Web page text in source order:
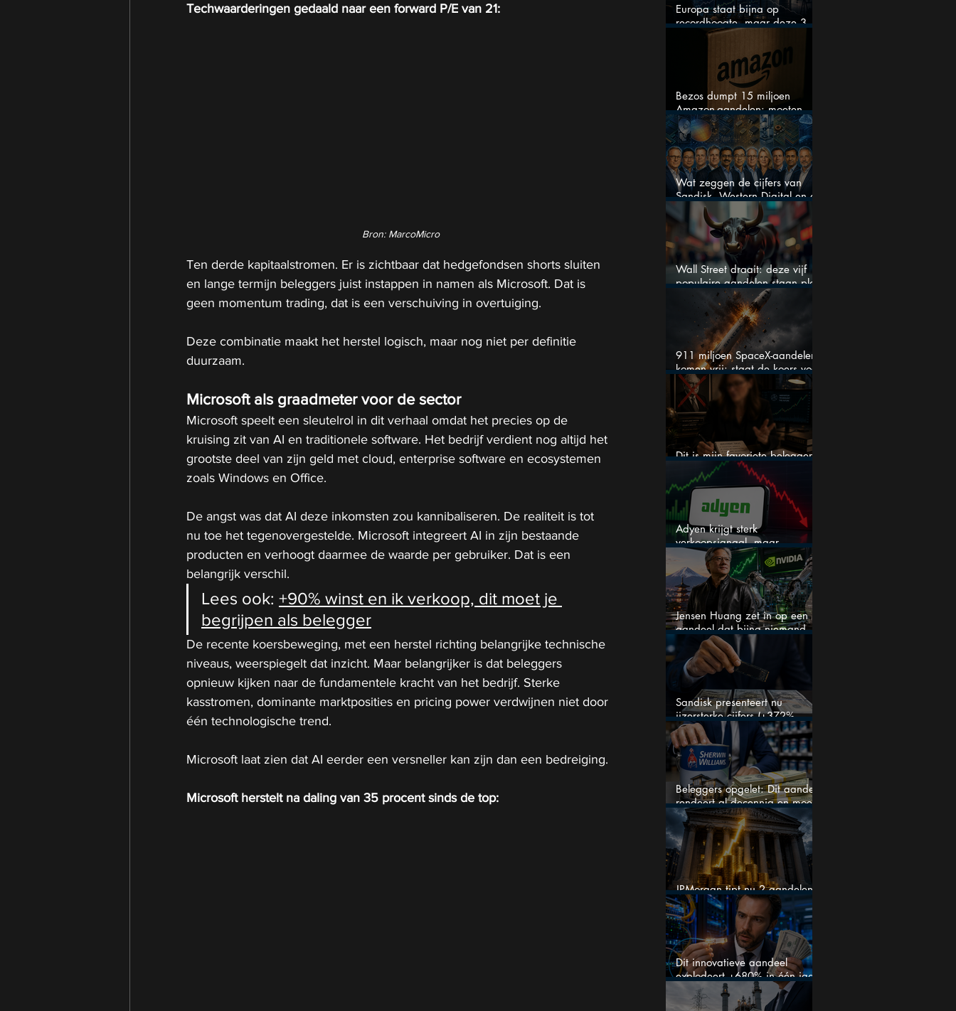
Techwaarderingen gedaald naar een forward P/E van 21:
Bron: MarcoMicro
Ten derde kapitaalstromen. Er is zichtbaar dat hedgefondsen shorts sluiten
en lange termijn beleggers juist instappen in namen als Microsoft. Dat is
geen momentum trading, dat is een verschuiving in overtuiging.
Deze combinatie maakt het herstel logisch, maar nog niet per definitie
duurzaam.
Microsoft als graadmeter voor de sector
Microsoft speelt een sleutelrol in dit verhaal omdat het precies op de
kruising zit van AI en traditionele software. Het bedrijf verdient nog altijd het
grootste deel van zijn geld met cloud, enterprise software en ecosystemen
zoals Windows en Office.
De angst was dat AI deze inkomsten zou kannibaliseren. De realiteit is tot
nu toe het tegenovergestelde. Microsoft integreert AI in zijn bestaande
producten en verhoogt daarmee de waarde per gebruiker. Dat is een
belangrijk verschil.
Lees ook: +90% winst en ik verkoop, dit moet je
begrijpen als belegger
De recente koersbeweging, met een herstel richting belangrijke technische
niveaus, weerspiegelt dat inzicht. Maar belangrijker is dat beleggers
opnieuw kijken naar de fundamentele kracht van het bedrijf. Sterke
kasstromen, dominante marktposities en pricing power verdwijnen niet door
één technologische trend.
Microsoft laat zien dat AI eerder een versneller kan zijn dan een bedreiging.
Microsoft herstelt na daling van 35 procent sinds de top:
Europa staat bijna op
recordhoogte, maar deze 3
sectoren vallen nu op
Bezos dumpt 15 miljoen
Amazon-aandelen: moeten
beleggers zich zorgen maken?
Wat zeggen de cijfers van
Sandisk, Western Digital en de
AI-Infrastructuur aandelen mij
werkelijk
Wall Street draait: deze vijf
populaire aandelen staan plots
onder spanning
911 miljoen SpaceX-aandelen
komen vrij: staat de koers voor
een nieuwe crash?
Dit is mijn favoriete belegger…
en het is niet Warren Buffett
Adyen krijgt sterk
verkoopsignaal, maar
analisten zien juist een
koopkans
Jensen Huang zet in op een
aandeel dat bijna niemand
Sandisk presenteert nu
ijzersterke cijfers (+372%
omzetgroei), toch zakt het
aandeel weg
Beleggers opgelet: Dit aandeel
rendeert al decennia en moet
op je watchlist staan!
JPMorgan tipt nu 2 aandelen
voor augustus
Dit innovatieve aandeel
explodeert +680% in één jaar
en blijft maar stijgen